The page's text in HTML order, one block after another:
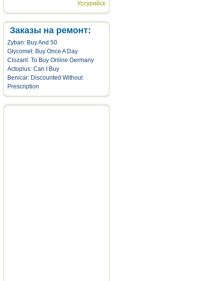
Уссурийск
Заказы на ремонт:
Zyban: Buy And 50
Glycomet: Buy Once A Day
Clozaril: To Buy Online Germany
Actoplus: Can I Buy
Benicar: Discounted Without
Prescription